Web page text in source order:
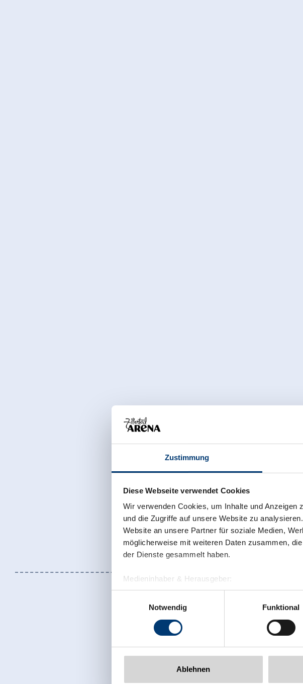
Zustimmung
Diese Webseite verwendet Cookies
Wir verwenden Cookies, um Inhalte und
und die Zugriffe auf unsere Website zu
Website an unsere Partner für soziale Medien,
möglicherweise mit weiteren Daten zusammen,
der Dienste gesammelt haben.
Medieninhaber & Herausgeber:
Zeller Bergbahnen Zillertal GmbH & Co KG
Rohr 23// A-6280 Zell am Ziller
www.zillertalarena.com
Notwendig
Funktional
Ablehnen
Jetzt für den newsletter